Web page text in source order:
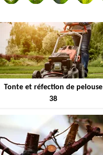
Tonte et réfection de pelouse
38